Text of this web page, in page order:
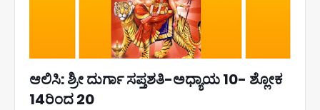
ಆಲಿಸಿ: ಶ್ರೀ ದುರ್ಗಾ ಸಪ್ತಶತಿ-ಅಧ್ಯಾಯ 10- ಶ್ಲೋಕ
14ರಿಂದ 20